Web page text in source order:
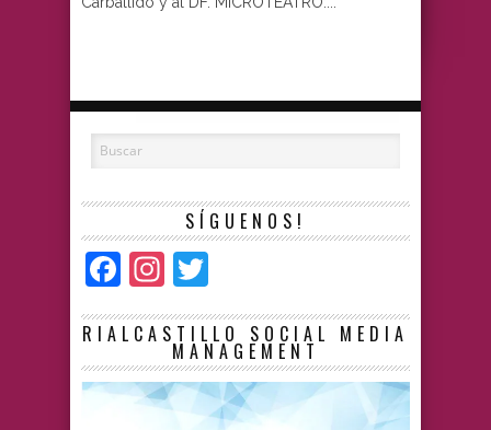
SÍGUENOS!
Facebook
Instagram
RIALCASTILLO SOCIAL MEDIA
MANAGEMENT